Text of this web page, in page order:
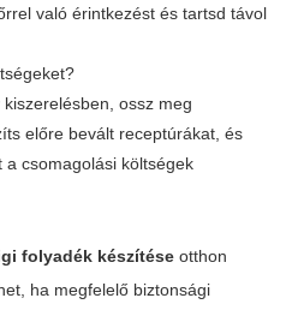
való érintkezést és tartsd távol
ossz meg
előre bevált receptúrákat, és
a csomagolási költségek
folyadék készítése otthon
ha megfelelő biztonsági